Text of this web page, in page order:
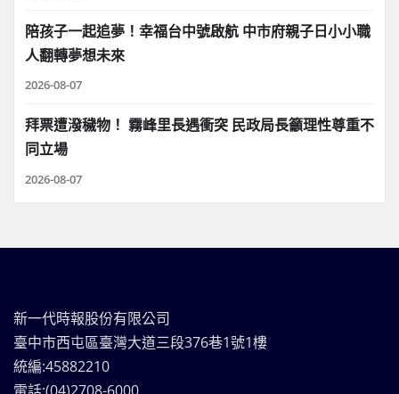
陪孩子一起追夢！幸福台中號啟航 中市府親子日小小職
人翻轉夢想未來
2026-08-07
拜票遭潑穢物！ 霧峰里長遇衝突 民政局長籲理性尊重不
同立場
2026-08-07
新一代時報股份有限公司
臺中市西屯區臺灣大道三段376巷1號1樓
統編:45882210